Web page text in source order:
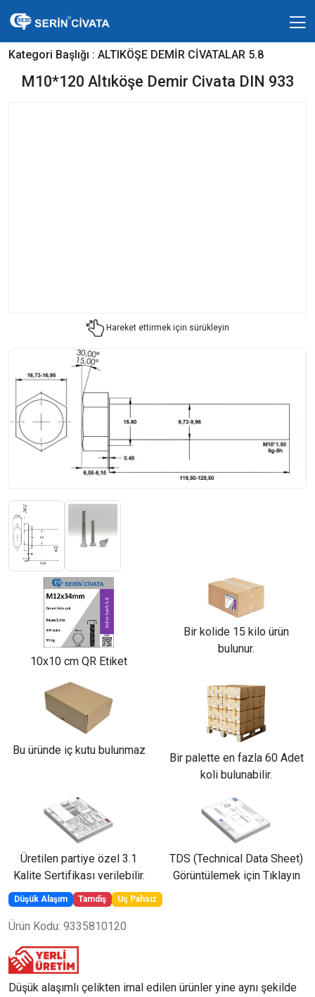
Kategori Başlığı : ALTIKÖŞE DEMİR CİVATALAR 5.8
M10*120 Altıköşe Demir Civata DIN 933
Hareket ettirmek için sürükleyin
10x10 cm QR Etiket
Bir kolide 15 kilo ürün
bulunur.
Bu üründe iç kutu bulunmaz
Bir palette en fazla 60 Adet
koli bulunabilir.
Üretilen partiye özel 3.1
Kalite Sertifikası verilebilir.
TDS (Technical Data Sheet)
Görüntülemek için Tıklayın
Düşük Alaşım Tamdiş Uç Pahsız
Ürün Kodu: 9335810120
Düşük alaşımlı çelikten imal edilen ürünler yine aynı şekilde